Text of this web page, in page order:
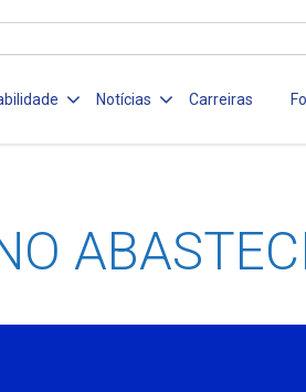
Notícias Carreiras